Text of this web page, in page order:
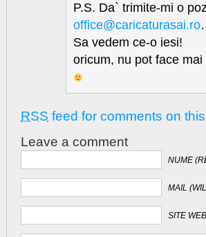
P.S. Da` trimite-mi o
office@caricaturasai.ro
Sa vedem ce-o iesi!
oricum, nu pot face
RSS feed for comments on
Leave a comment
NUME
MAIL
SITE WEB